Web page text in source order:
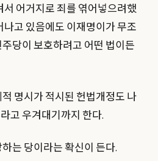
서 어거지로 죄를 엮어넣으려했
나고 있음에도 이재명이가 무조
당이 보호하려고 어떤 법이든
명시가 적시된 헌법개정도 나
고 우겨대기까지 한다.
는 당이라는 확신이 든다.